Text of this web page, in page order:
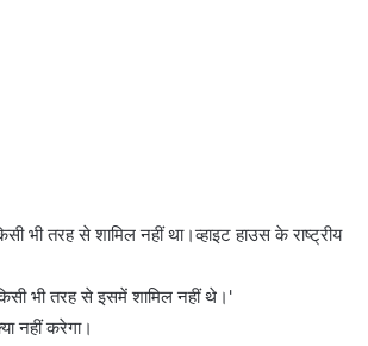
भी तरह से शामिल नहीं था।व्हाइट हाउस के राष्ट्रीय
भी तरह से इसमें शामिल नहीं थे।'
नहीं करेगा।